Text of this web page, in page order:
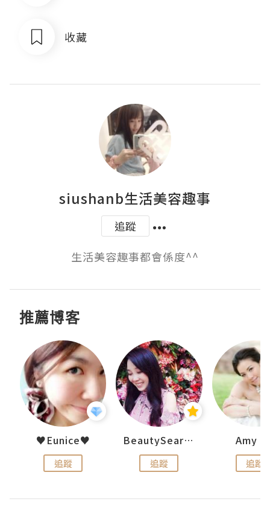
收藏
siushanb生活美容趣事
追蹤
生活美容趣事都會係度^^
推薦博客
♥Eunice♥
追蹤
BeautySearch
追蹤
Amy
追蹤